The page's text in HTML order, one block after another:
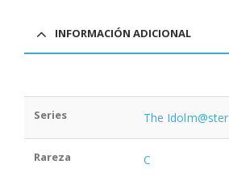
INFORMACIÓN ADICIONAL
Series The Idolm@ster
Rareza C